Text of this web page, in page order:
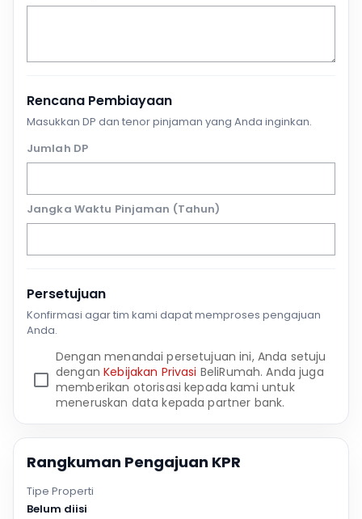
Rencana Pembiayaan
Masukkan DP dan tenor pinjaman yang Anda inginkan.
Jumlah DP
Jangka Waktu Pinjaman (Tahun)
Persetujuan
Konfirmasi agar tim kami dapat memproses pengajuan
Anda.
Dengan menandai persetujuan ini, Anda setuju
denganKebijakan Privasi BeliRumah. Anda juga
memberikan otorisasi kepada kami untuk
meneruskan data kepada partner bank.
Rangkuman Pengajuan KPR
Tipe Properti
Belum diisi